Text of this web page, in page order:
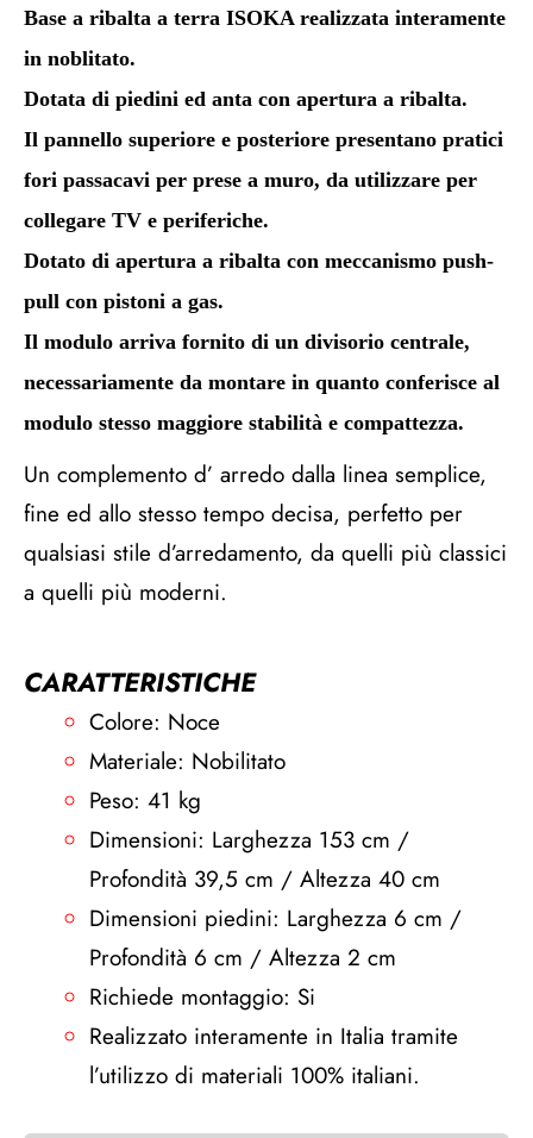
Base a ribalta a terra ISOKA realizzata interamente
in noblitato.
Dotata di piedini ed anta con apertura a ribalta.
Il pannello superiore e posteriore presentano pratici
fori passacavi per prese a muro, da utilizzare per
collegare TV e periferiche.
Dotato di apertura a ribalta con meccanismo push-
pull con pistoni a gas.
Il modulo arriva fornito di un divisorio centrale,
necessariamente da montare in quanto conferisce al
modulo stesso maggiore stabilità e compattezza.
Un complemento d’ arredo dalla linea semplice,
fine ed allo stesso tempo decisa, perfetto per
qualsiasi stile d’arredamento, da quelli più classici
a quelli più moderni.
CARATTERISTICHE
Colore: Noce
Materiale: Nobilitato
Peso: 41 kg
Dimensioni: Larghezza 153 cm /
Profondità 39,5 cm / Altezza 40 cm
Dimensioni piedini: Larghezza 6 cm /
Profondità 6 cm / Altezza 2 cm
Richiede montaggio: Si
Realizzato interamente in Italia tramite
l’utilizzo di materiali 100% italiani.